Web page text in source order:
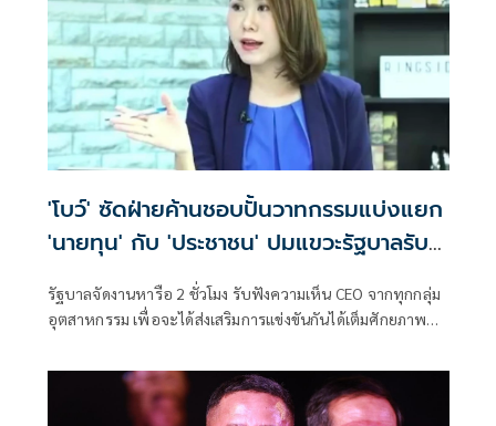
'โบว์' ซัดฝ่ายค้านชอบปั้นวาทกรรมแบ่งแยก
'นายทุน' กับ 'ประชาชน' ปมแขวะรัฐบาลรับ
รัฐบาลจัดงานหารือ 2 ชั่วโมง รับฟังความเห็น CEO จากทุกกลุ่ม
อุตสาหกรรม เพื่อจะได้ส่งเสริมการแข่งขันกันได้เต็มศักยภาพทั้ง